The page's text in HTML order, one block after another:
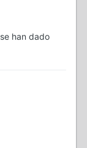
han dado